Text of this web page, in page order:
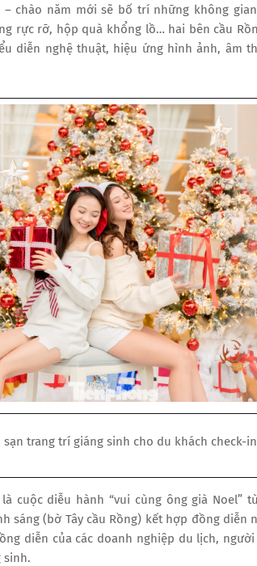
– chào năm mới sẽ bố trí những không
rực rỡ, hộp quà khổng lồ… hai bên cầu
diễn nghệ thuật, hiệu ứng hình ảnh, âm
sạn trang trí giáng sinh cho du khách check-
cuộc diễu hành “vui cùng ông già Noel”
sáng (bờ Tây cầu Rồng) kết hợp đồng diễn
diễn của các doanh nghiệp du lịch,
sinh.